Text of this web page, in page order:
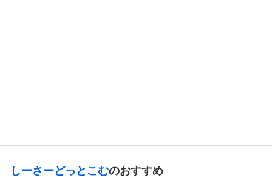
4
しーさーどっとこむのおすすめ